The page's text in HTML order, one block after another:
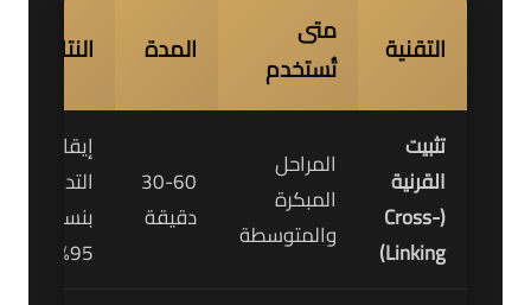
التقنية
متى
تُستخدم
المدة النتائج
تثبيت
القرنية
(Cross-
Linking)
المراحل
المبكرة
والمتوسطة
30-60
دقيقة
إيقاف
التدهور
بنسبة
95%